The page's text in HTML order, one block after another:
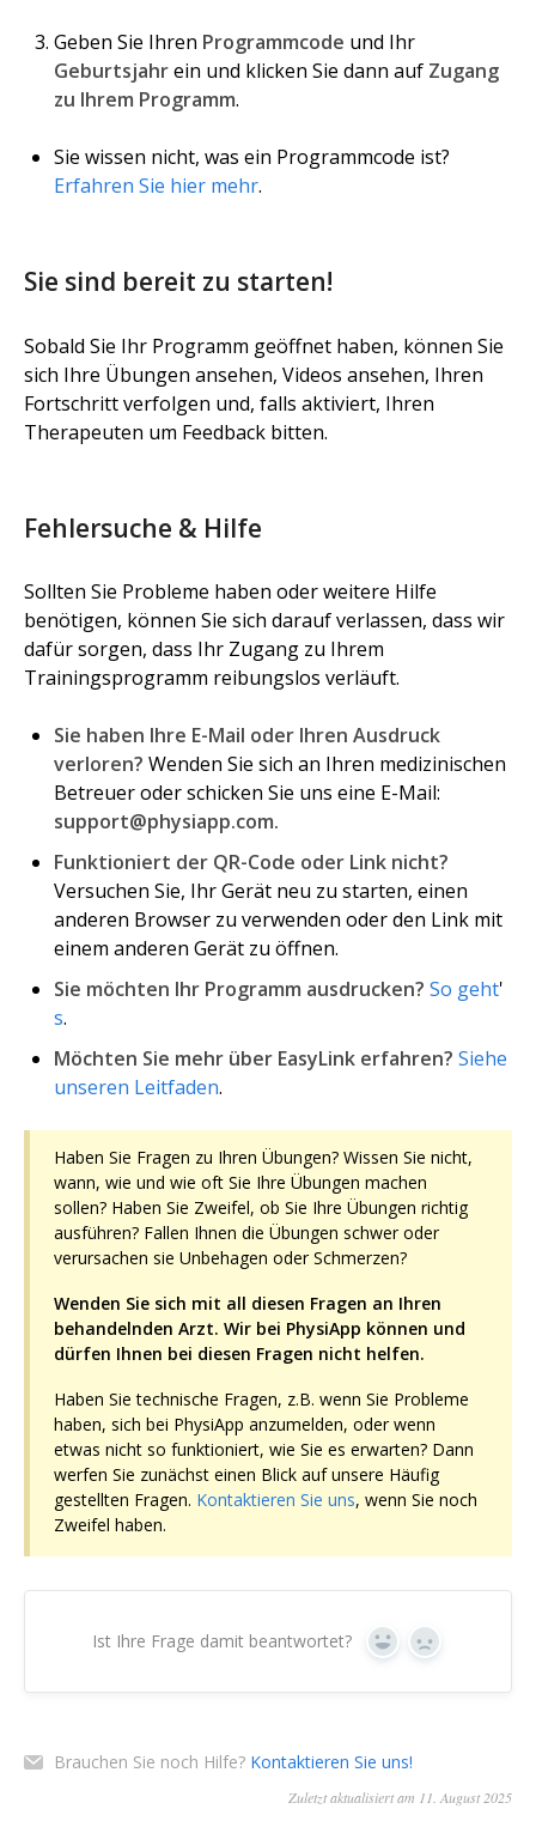
Geben Sie Ihren Programmcode und Ihr
Geburtsjahrein und klicken Sie dann auf Zugang
zu Ihrem Programm.
Sie wissen nicht, was ein Programmcode ist?
Erfahren Sie hier mehr.
Sie sind bereit zu starten!
Sobald Sie Ihr Programm geöffnet haben, können Sie
sich Ihre Übungen ansehen, Videos ansehen, Ihren
Fortschritt verfolgen und, falls aktiviert, Ihren
Therapeuten um Feedback bitten.
Fehlersuche & Hilfe
Sollten Sie Probleme haben oder weitere Hilfe
benötigen, können Sie sich darauf verlassen, dass wir
dafür sorgen, dass Ihr Zugang zu Ihrem
Trainingsprogramm reibungslos verläuft.
Sie haben Ihre E-Mail oder Ihren Ausdruck
verloren? Wenden Sie sich an Ihren medizinischen
Betreuer oder schicken Sie uns eine E-Mail:
support@physiapp.com.
Funktioniert der QR-Code oder Link nicht?
Versuchen Sie, Ihr Gerät neu zu starten, einen
anderen Browser zu verwenden oder den Link mit
einem anderen Gerät zu öffnen.
Sie möchten Ihr Programm ausdrucken? So geht'
s.
Möchten Sie mehr über EasyLink erfahren? Siehe
unseren Leitfaden.
Haben Sie Fragen zu Ihren Übungen? Wissen Sie nicht,
wann, wie und wie oft Sie Ihre Übungen machen
sollen? Haben Sie Zweifel, ob Sie Ihre Übungen richtig
ausführen? Fallen Ihnen die Übungen schwer oder
verursachen sie Unbehagen oder Schmerzen?
Wenden Sie sich mit all diesen Fragen an Ihren
behandelnden Arzt. Wir bei PhysiApp können und
dürfen Ihnen bei diesen Fragen nicht helfen.
Haben Sie technische Fragen, z.B. wenn Sie Probleme
haben, sich bei PhysiApp anzumelden, oder wenn
etwas nicht so funktioniert, wie Sie es erwarten? Dann
werfen Sie zunächst einen Blick auf unsere Häufig
gestellten Fragen. Kontaktieren Sie uns, wenn Sie noch
Zweifel haben.
Ist Ihre Frage damit beantwortet? Ja Nein
Brauchen Sie noch Hilfe? Kontaktieren Sie uns!
Zuletzt aktualisiert am 11. August 2025